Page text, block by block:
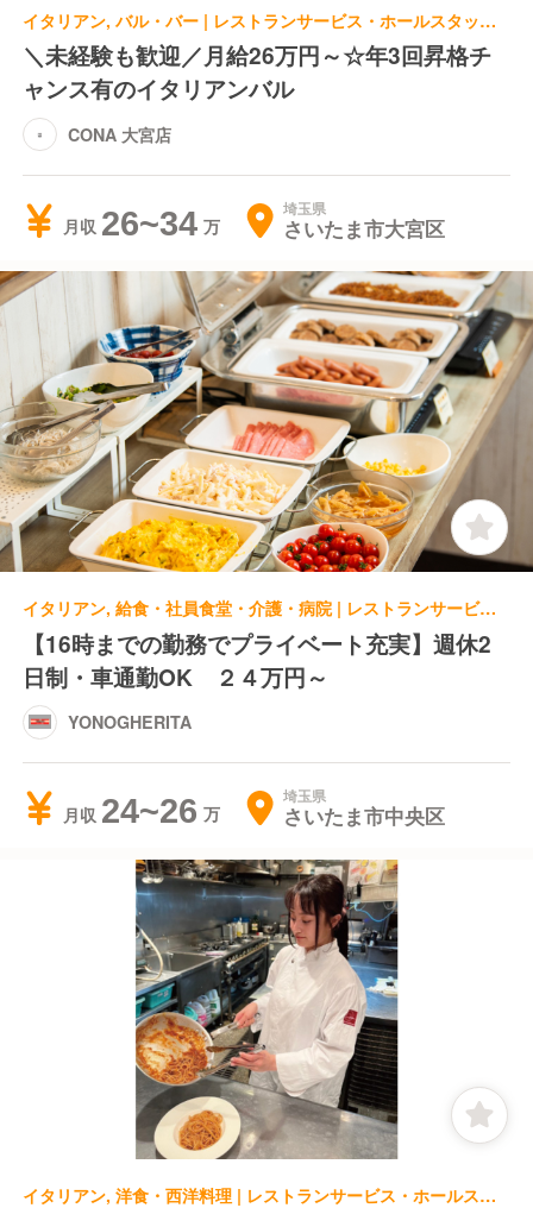
イタリアン, バル・バー | レストランサービス・ホールスタッフ | CONA 大宮店
＼未経験も歓迎／月給26万円～☆年3回昇格チ
ャンス有のイタリアンバル
CONA 大宮店
月収 26~34 埼玉県
さいたま市大宮区
イタリアン, 給食・社員食堂・介護・病院 | レストランサービス・ホールスタッフ | YONOGHERITA
【16時までの勤務でプライベート充実】週休2
日制・車通勤OK ２４万円～
YONOGHERITA
月収 24~26 埼玉県
さいたま市中央区
イタリアン, 洋食・西洋料理 | レストランサービス・ホールスタッフ | PIZZA SALVATORE CUOMO &BAR 大宮